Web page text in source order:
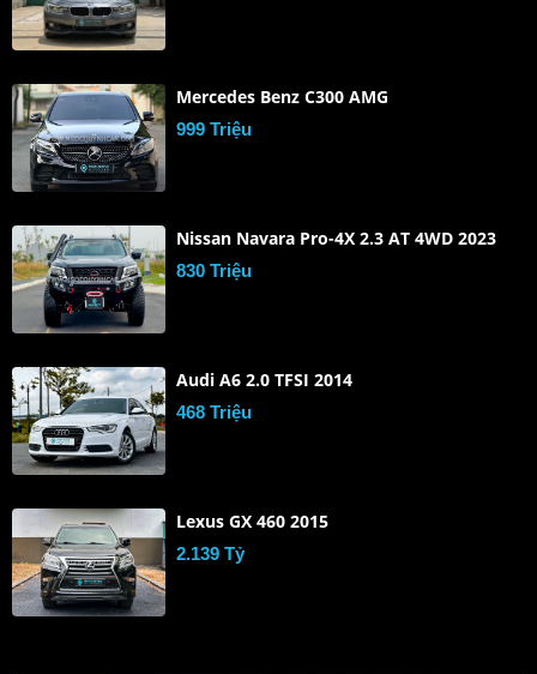
Mercedes Benz C300 AMG
999 Triệu
Nissan Navara Pro-4X 2.3 AT 4WD 2023
830 Triệu
Audi A6 2.0 TFSI 2014
468 Triệu
Lexus GX 460 2015
2.139 Tỷ